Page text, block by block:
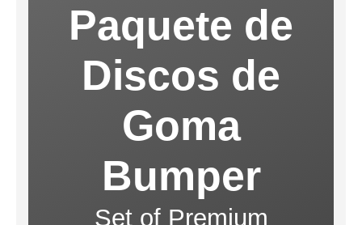
Paquete de
Discos de
Goma
Bumper
Set of Premium